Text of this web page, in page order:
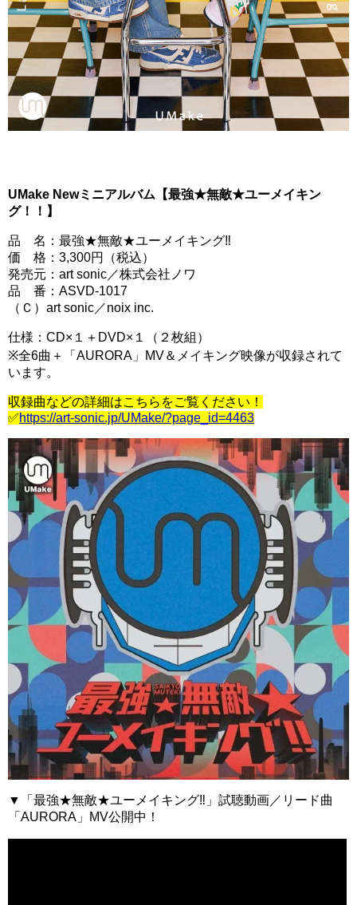
UMake Newミニアルバム【最強★無敵★ユーメイキン
グ！！】
品 名：最強★無敵★ユーメイキング‼
価 格：3,300円（税込）
発売元：art sonic／株式会社ノワ
品 番：ASVD-1017
（Ｃ）art sonic／noix inc.
仕様：CD×１＋DVD×１（２枚組）
※全6曲＋「AURORA」MV＆メイキング映像が収録されて
います。
収録曲などの詳細はこちらをご覧ください！
✅https://art-sonic.jp/UMake/?page_id=4463
▼「最強★無敵★ユーメイキング‼」試聴動画／リード曲
「AURORA」MV公開中！